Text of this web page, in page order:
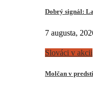
Dobrý signál:
7 augusta,
Slováci v akcii
Molčan v